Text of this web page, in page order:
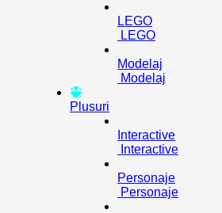
LEGO
LEGO
Modelaj
Modelaj
Plusuri
Interactive
Interactive
Personaje
Personaje